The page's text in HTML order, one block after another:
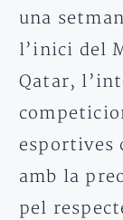
una
l’inici del
Qatar,
esportives
amb la
pel